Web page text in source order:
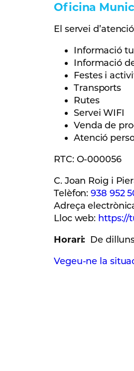
Oficina
El servei
Informació
Informació
Festes i
Transports
Rutes
Servei WIFI
Venda de
Atenció
RTC: O-000056
C. Joan Roig i
Telèfon:938 952
Adreça
Lloc web: https://
Horari: De
Vegeu-ne la